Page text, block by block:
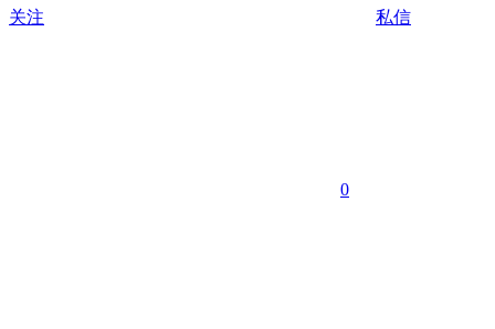
关注 私信
0